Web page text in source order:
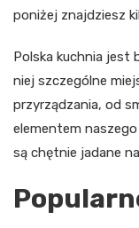
poniżej znajdziesz
Polska kuchnia jest
niej szczególne
przyrządzania, od
elementem
są chętnie jadane